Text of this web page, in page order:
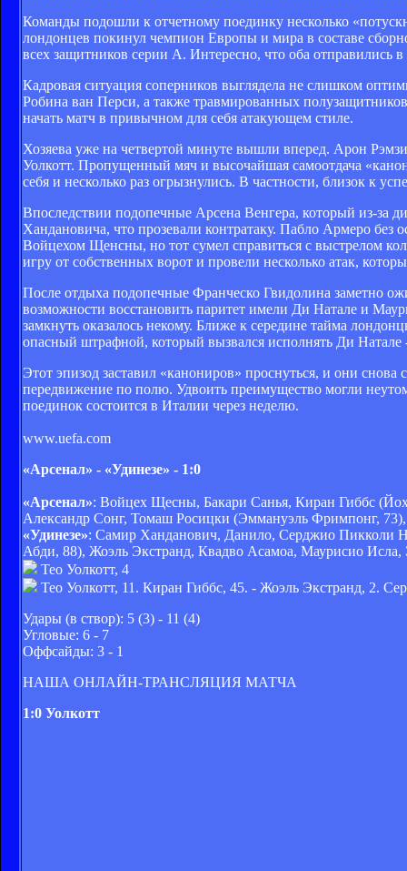
Команды подошли к отчетному поединку несколько
лондонцев покинул чемпион Европы и мира в составе
всех защитников серии А. Интересно, что оба
Кадровая ситуация соперников выглядела не слишком
Робина ван Перси, а также травмированных
начать матч в привычном для себя атакующем стиле.
Хозяева уже на четвертой минуте вышли вперед. Арон
Уолкотт. Пропущенный мяч и высочайшая самоотдача
себя и несколько раз огрызнулись. В частности, близок к
Впоследствии подопечные Арсена Венгера, который из-за
Хандановича, что прозевали контратаку. Пабло Армеро
Войцехом Щенсны, но тот сумел справиться с выстрелом
игру от собственных ворот и провели несколько атак,
После отдыха подопечные Франческо Гвидолина заметно
возможности восстановить паритет имели Ди Натале и
замкнуть оказалось некому. Ближе к середине тайма
опасный штрафной, который вызвался исполнять Ди
Этот эпизод заставил «канониров» проснуться, и они
передвижение по полю. Удвоить преимущество могли
поединок состоится в Италии через неделю.
www.uefa.com
«Арсенал» - «Удинезе» - 1:0
«Арсенал»: Войцех Щесны, Бакари Санья, Киран Гиббс
Александр Сонг, Томаш Росицки (Эммануэль Фримпонг,
«Удинезе»: Самир Ханданович, Данило, Серджио Пикколи
Абди, 88), Жоэль Экстранд, Квадво Асамоа, Маурисио
Тео Уолкотт, 4
Тео Уолкотт, 11. Киран Гиббс, 45. - Жоэль Экстранд, 2.
Удары (в створ): 5 (3) - 11 (4)
Угловые: 6 - 7
Оффсайды: 3 - 1
НАША ОНЛАЙН-ТРАНСЛЯЦИЯ МАТЧА
1:0 Уолкотт